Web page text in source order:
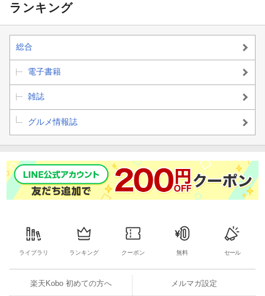
ランキング
総合
電子書籍
雑誌
グルメ情報誌
ライブラリ ランキング クーポン 無料 セール
楽天Kobo 初めての方へ メルマガ設定